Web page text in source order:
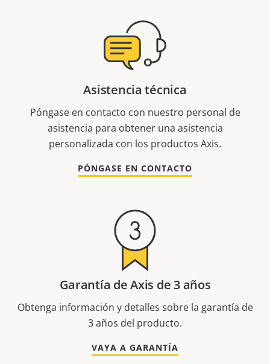
Asistencia técnica
Póngase en contacto con nuestro personal de
asistencia para obtener una asistencia
personalizada con los productos Axis.
PÓNGASE EN CONTACTO
Garantía de Axis de 3 años
Obtenga información y detalles sobre la garantía de
3 años del producto.
VAYA A GARANTÍA